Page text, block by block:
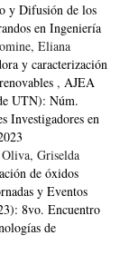
y Difusión de los
en Ingeniería
Eliana
y caracterización
, AJEA
UTN): Núm.
Investigadores en
Griselda
de óxidos
y Eventos
8vo. Encuentro
de